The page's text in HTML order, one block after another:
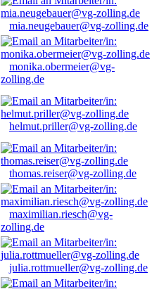
mia.neugebauer@vg-zolling.de
monika.obermeier@vg-
zolling.de
helmut.priller@vg-zolling.de
thomas.reiser@vg-zolling.de
maximilian.riesch@vg-
zolling.de
julia.rottmueller@vg-zolling.de